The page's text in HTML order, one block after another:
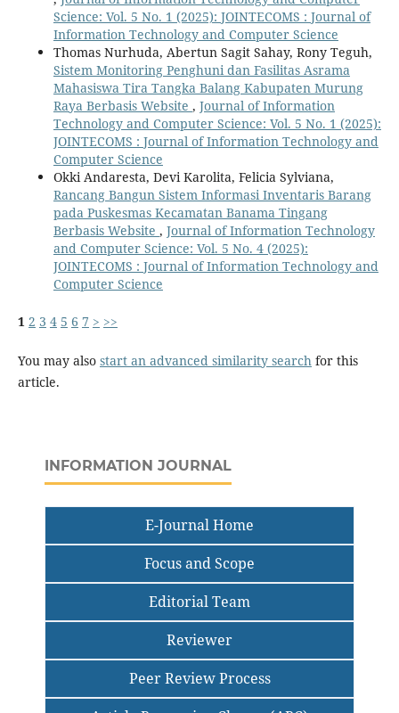
Science: Vol. 5 No. 1 (2025): JOINTECOMS : Journal of
Information Technology and Computer Science
Thomas Nurhuda, Abertun Sagit Sahay, Rony Teguh,
Sistem Monitoring Penghuni dan Fasilitas Asrama
Mahasiswa Tira Tangka Balang Kabupaten Murung
Raya Berbasis Website , Journal of Information
Technology and Computer Science: Vol. 5 No. 1 (2025):
JOINTECOMS : Journal of Information Technology and
Computer Science
Okki Andaresta, Devi Karolita, Felicia Sylviana,
Rancang Bangun Sistem Informasi Inventaris Barang
pada Puskesmas Kecamatan Banama Tingang
Berbasis Website , Journal of Information Technology
and Computer Science: Vol. 5 No. 4 (2025):
JOINTECOMS : Journal of Information Technology and
Computer Science
1 2 3 4 5 6 7 > >>
You may also start an advanced similarity searchfor this
article.
INFORMATION JOURNAL
E-Journal Home
Focus and Scope
Editorial Team
Reviewer
Peer Review Process